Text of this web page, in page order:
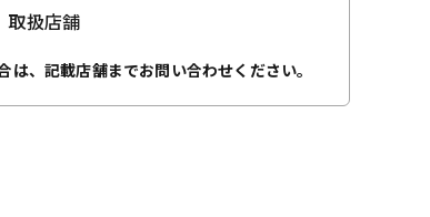
取扱店舗
、記載店舗までお問い合わせください。